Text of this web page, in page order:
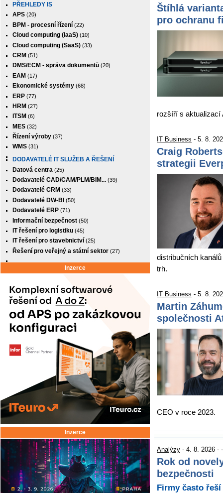
PŘEHLEDY IS
APS (20)
BPM - procesní řízení (22)
Cloud computing (IaaS) (10)
Cloud computing (SaaS) (33)
CRM (51)
DMS/ECM - správa dokumentů (20)
EAM (17)
Ekonomické systémy (68)
ERP (77)
HRM (27)
ITSM (6)
MES (32)
Řízení výroby (37)
WMS (31)
DODAVATELÉ IT SLUŽEB A ŘEŠENÍ
Datová centra (25)
Dodavatelé CAD/CAM/PLM/BIM... (39)
Dodavatelé CRM (33)
Dodavatelé DW-BI (50)
Dodavatelé ERP (71)
Informační bezpečnost (50)
IT řešení pro logistiku (45)
IT řešení pro stavebnictví (25)
Řešení pro veřejný a státní sektor (27)
Inzerce
Inzerce
Štíhlá
pro ochranu
rozšíří s
IT Business - 5. 8.
Craig
strategii
distribučních
trh.
IT Business - 5. 8.
Martin
společnosti
CEO v roce 2023.
Analýzy - 4. 8. 2026 -
Rok od
bezpečnosti
Firmy často